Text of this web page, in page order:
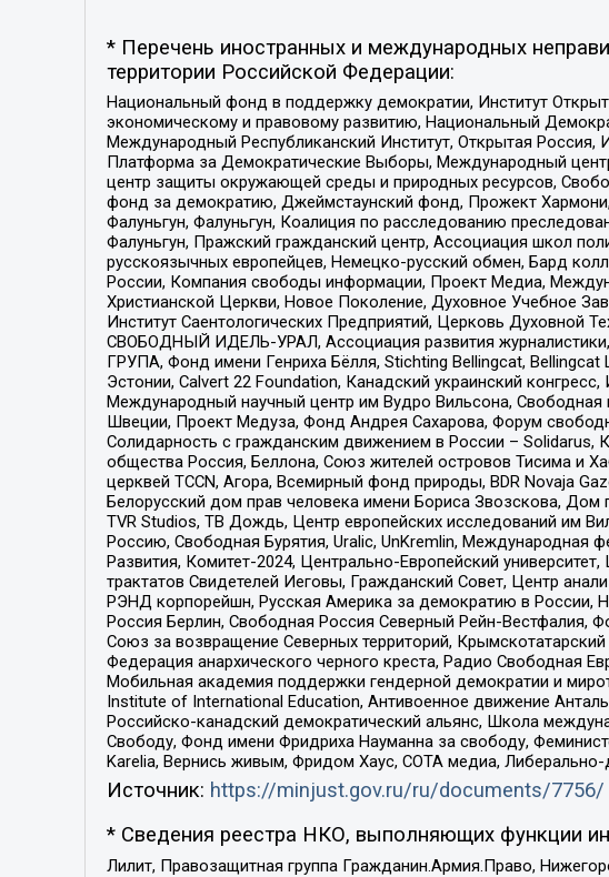
* Перечень иностранных и международных
территории Российской Федерации:
Национальный фонд в поддержку демократии, Институт
экономическому и правовому развитию, Национальный
Международный Республиканский Институт, Открытая Россия,
Платформа за Демократические Выборы, Международный
центр защиты окружающей среды и природных ресурсов,
фонд за демократию, Джеймстаунский фонд, Прожект
Фалуньгун, Фалуньгун, Коалиция по расследованию
Фалуньгун, Пражский гражданский центр, Ассоциация школ
русскоязычных европейцев, Немецко-русский обмен, Бард
России, Компания свободы информации, Проект Медиа,
Христианской Церкви, Новое Поколение, Духовное Учебное
Институт Саентологических Предприятий, Церковь Духовной
СВОБОДНЫЙ ИДЕЛЬ-УРАЛ, Ассоциация развития
ГРУПА, Фонд имени Генриха Бёлля, Stichting Bellingcat,
Эстонии, Calvert 22 Foundation, Канадский украинский
Международный научный центр им Вудро Вильсона, Свободная
Швеции, Проект Медуза, Фонд Андрея Сахарова, Форум
Солидарность с гражданским движением в России – Solidarus,
общества Россия, Беллона, Союз жителей островов Тисима и
церквей TCCN, Агора, Всемирный фонд природы, BDR Novaja
Белорусский дом прав человека имени Бориса Звозскова,
TVR Studios, ТВ Дождь, Центр европейских исследований им
Россию, Свободная Бурятия, Uralic, UnKremlin, Международная
Развития, Комитет-2024, Центрально-Европейский
трактатов Свидетелей Иеговы, Гражданский Совет, Центр
РЭНД корпорейшн, Русская Америка за демократию в России,
Россия Берлин, Свободная Россия Северный Рейн-Вестфалия,
Союз за возвращение Северных территорий,
Федерация анархического черного креста, Радио Свободная
Мобильная академия поддержки гендерной демократии и
Institute of International Education, Антивоенное движение
Российско-канадский демократический альянс, Школа
Свободу, Фонд имени Фридриха Науманна за свободу,
Karelia, Вернись живым, Фридом Хаус, СОТА медиа, Либерально-
Источник: https://minjust.gov.ru/ru/documents/7756/
* Сведения реестра НКО, выполняющих функции
Лилит, Правозащитная группа Гражданин.Армия.Право,